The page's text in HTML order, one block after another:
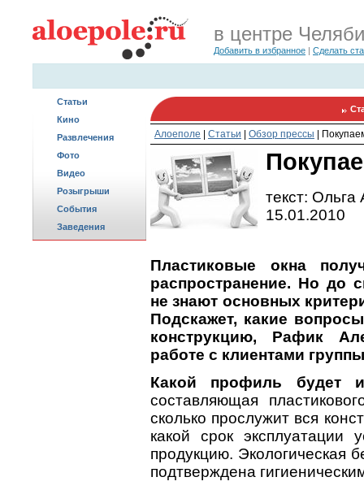
в центре
Добавить в избранное | Сделать
Статьи
Кино
Развлечения
Фото
Видео
Розыгрыши
События
Заведения
Алоеполе Статьи Обзор прессы
текст: Ольга
15.01.2010
Пластиковые окна
распространение. Но до
не знают основных
Подскажет, какие
конструкцию, Рафик
работе с клиентами
Какой профиль будет
составляющая
сколько прослужит вся
какой срок эксплуатации
продукцию. Экологическая
подтверждена